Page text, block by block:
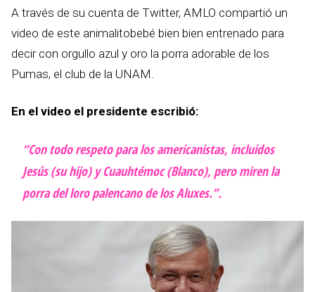
A través de su cuenta de Twitter, AMLO compartió un
video de este animalitobebé bien bien entrenado para
decir con orgullo azul y oro la porra adorable de los
Pumas, el club de la UNAM.
En el video el presidente escribió:
“Con todo respeto para los americanistas, incluidos
Jesús (su hijo) y Cuauhtémoc (Blanco), pero miren la
porra del loro palencano de los Aluxes.”.